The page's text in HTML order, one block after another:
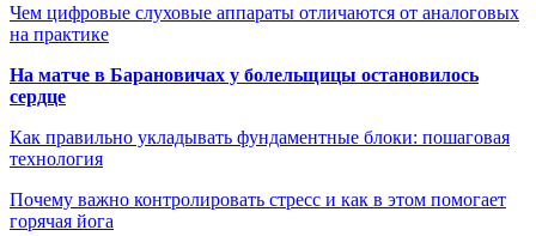
Чем цифровые слуховые аппараты отличаются от аналоговых
на практике
На матче в Барановичах у болельщицы остановилось
сердце
Как правильно укладывать фундаментные блоки: пошаговая
технология
Почему важно контролировать стресс и как в этом помогает
горячая йога